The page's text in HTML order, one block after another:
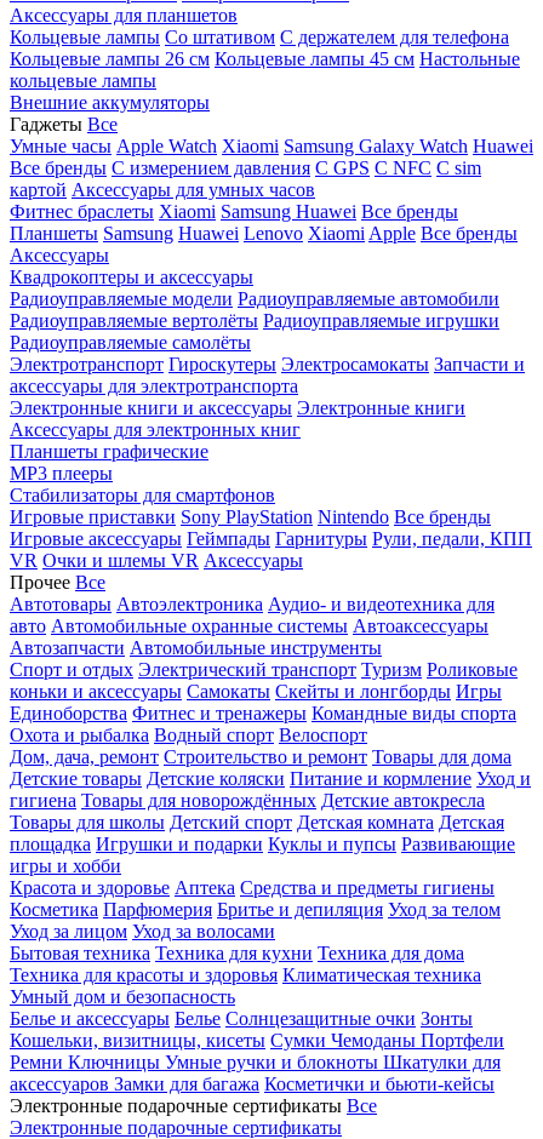
Аксессуары для планшетов
Кольцевые лампы Со штативом C держателем для телефона
Кольцевые лампы 26 см Кольцевые лампы 45 см Настольные
кольцевые лампы
Внешние аккумуляторы
Гаджеты Все
Умные часы Apple Watch Xiaomi Samsung Galaxy Watch Huawei
Все бренды C измерением давления C GPS C NFC C sim
картой Аксессуары для умных часов
Фитнес браслеты Xiaomi Samsung Huawei Все бренды
Планшеты Samsung Huawei Lenovo Xiaomi Apple Все бренды
Аксессуары
Квадрокоптеры и аксессуары
Радиоуправляемые модели Радиоуправляемые автомобили
Радиоуправляемые вертолёты Радиоуправляемые игрушки
Радиоуправляемые самолёты
Электротранспорт Гироскутеры Электросамокаты Запчасти и
аксессуары для электротранспорта
Электронные книги и аксессуары Электронные книги
Аксессуары для электронных книг
Планшеты графические
MP3 плееры
Стабилизаторы для смартфонов
Игровые приставки Sony PlayStation Nintendo Все бренды
Игровые аксессуары Геймпады Гарнитуры Рули, педали, КПП
VR Очки и шлемы VR Аксессуары
Прочее Все
Автотовары Автоэлектроника Аудио- и видеотехника для
авто Автомобильные охранные системы Автоаксессуары
Автозапчасти Автомобильные инструменты
Спорт и отдых Электрический транспорт Туризм Роликовые
коньки и аксессуары Самокаты Скейты и лонгборды Игры
Единоборства Фитнес и тренажеры Командные виды спорта
Охота и рыбалка Водный спорт Велоспорт
Дом, дача, ремонт Строительство и ремонт Товары для дома
Детские товары Детские коляски Питание и кормление Уход и
гигиена Товары для новорождённых Детские автокресла
Товары для школы Детский спорт Детская комната Детская
площадка Игрушки и подарки Куклы и пупсы Развивающие
игры и хобби
Красота и здоровье Аптека Средства и предметы гигиены
Косметика Парфюмерия Бритье и депиляция Уход за телом
Уход за лицом Уход за волосами
Бытовая техника Техника для кухни Техника для дома
Техника для красоты и здоровья Климатическая техника
Умный дом и безопасность
Белье и аксессуары Белье Солнцезащитные очки Зонты
Кошельки, визитницы, кисеты Сумки Чемоданы Портфели
Ремни Ключницы Умные ручки и блокноты Шкатулки для
аксессуаров Замки для багажа Косметички и бьюти-кейсы
Электронные подарочные сертификаты Все
Электронные подарочные сертификаты